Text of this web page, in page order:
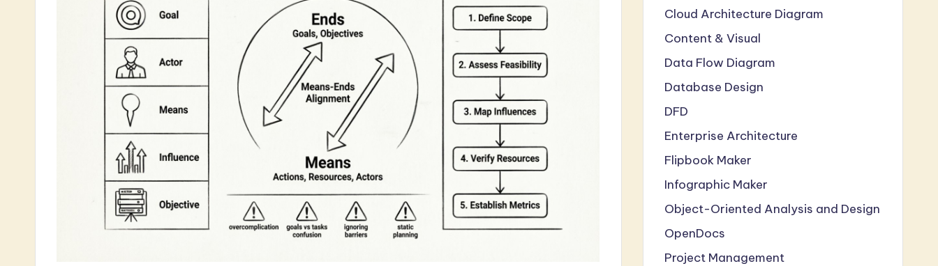
Cloud Architecture Diagram
Content & Visual
Data Flow Diagram
Database Design
DFD
Enterprise Architecture
Flipbook Maker
Infographic Maker
Object-Oriented Analysis and Design
OpenDocs
Project Management